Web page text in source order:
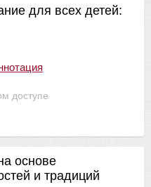
доступе
для всех детей:
основе
и традиций